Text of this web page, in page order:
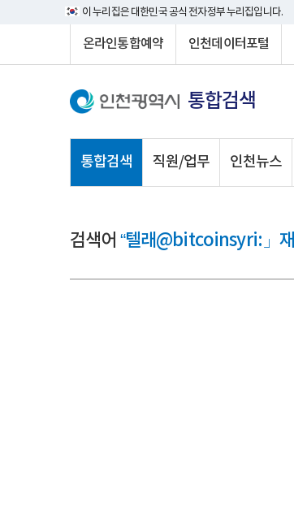
이 누리집은 대한민국 공식 전자정부 누리집입니다.
온라인통합예약 인천데이터포털
통합검색
통합검색 직원/업무 인천뉴스
검색어 “텔래@bitcoinsyri:」재